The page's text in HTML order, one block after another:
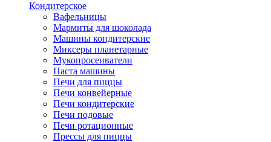
Кондитерское
Вафельницы
Мармиты для шоколада
Машины кондитерские
Миксеры планетарные
Мукопросеиватели
Паста машины
Печи для пиццы
Печи конвейерные
Печи кондитерские
Печи подовые
Печи ротационные
Прессы для пиццы